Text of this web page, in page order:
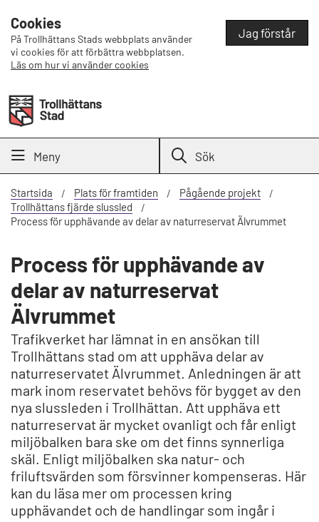
Cookies
På Trollhättans Stads webbplats använder
vi cookies för att förbättra webbplatsen.
Läs om hur vi använder cookies
Jag förstår
Meny Sök
Startsida Plats för framtiden
Pågående projekt
Trollhättans fjärde slussled
Process för upphävande av delar av naturreservat Älvrummet
Process för upphävande av
delar av naturreservat
Älvrummet
Trafikverket har lämnat in en ansökan till
Trollhättans stad om att upphäva delar av
naturreservatet Älvrummet. Anledningen är att
mark inom reservatet behövs för bygget av den
nya slussleden i Trollhättan. Att upphäva ett
naturreservat är mycket ovanligt och får enligt
miljöbalken bara ske om det finns synnerliga
skäl. Enligt miljöbalken ska natur- och
friluftsvärden som försvinner kompenseras. Här
kan du läsa mer om processen kring
upphävandet och de handlingar som ingår i